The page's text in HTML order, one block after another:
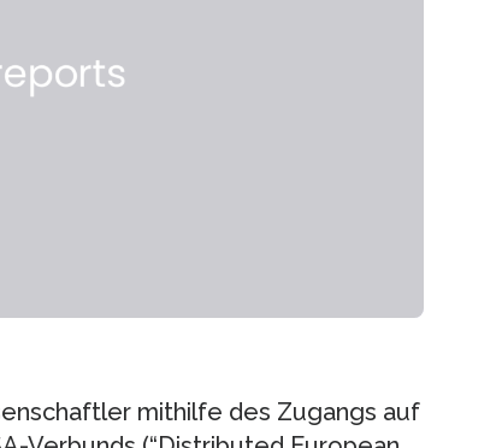
mithilfe des Zugangs auf